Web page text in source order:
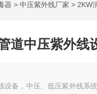
器 > 中压紫外线厂家 > 2KW
道中压紫外线
设备，中压、低压紫外线系